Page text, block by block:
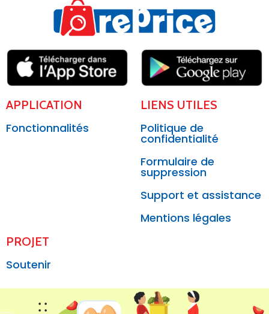
APPLICATION
Fonctionnalités
LIENS UTILES
Politique de
confidentialité
Formulaire de
suppression
Support et assistance
Mentions légales
PROJET
Soutenir